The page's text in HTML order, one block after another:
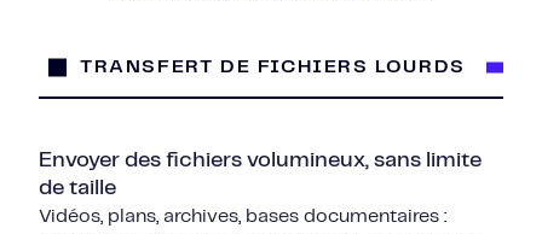
TRANSFERT DE FICHIERS LOURDS
Envoyer des fichiers volumineux, sans limite
de taille
Vidéos, plans, archives, bases documentaires :